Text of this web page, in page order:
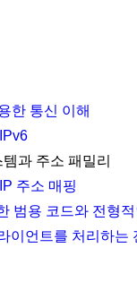
한 통신 이해
과 주소 패밀리
주소 매핑
범용 코드와 전형
이언트를 처리하는